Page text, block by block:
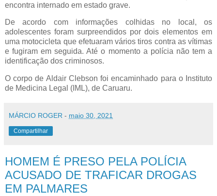
encontra internado em estado grave.
De acordo com informações colhidas no local, os
adolescentes foram surpreendidos por dois elementos em
uma motocicleta que efetuaram vários tiros contra as vítimas
e fugiram em seguida. Até o momento a polícia não tem a
identificação dos criminosos.
O corpo de Aldair Clebson foi encaminhado para o Instituto
de Medicina Legal (IML), de Caruaru.
MÁRCIO ROGER - maio 30, 2021
Compartilhar
HOMEM É PRESO PELA POLÍCIA
ACUSADO DE TRAFICAR DROGAS
EM PALMARES